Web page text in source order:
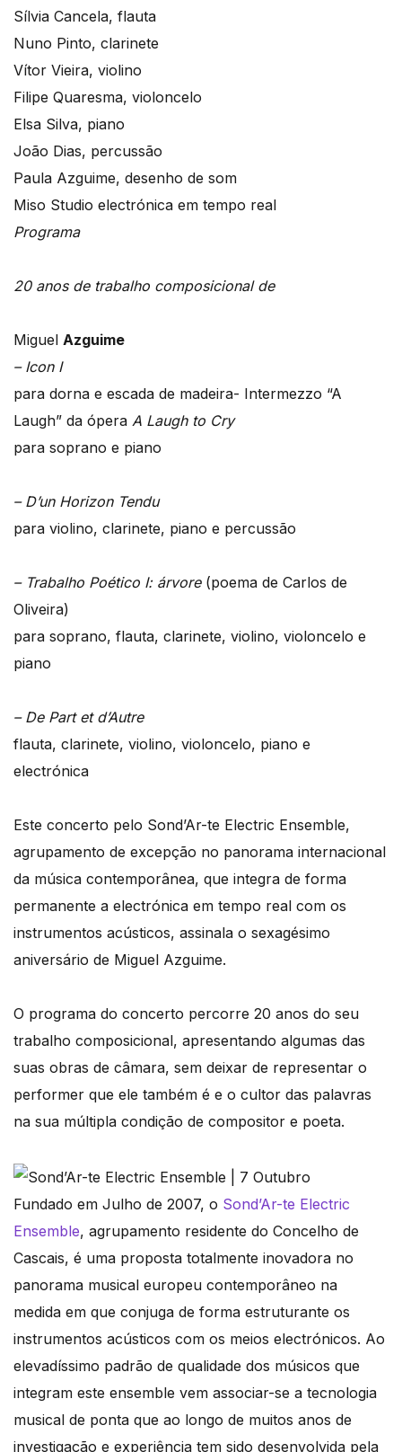
Sílvia Cancela, flauta
Nuno Pinto, clarinete
Vítor Vieira, violino
Filipe Quaresma, violoncelo
Elsa Silva, piano
João Dias, percussão
Paula Azguime, desenho de som
Miso Studio electrónica em tempo real
Programa
20 anos de trabalho composicional de
Miguel Azguime
– Icon I
para dorna e escada de madeira- Intermezzo “A
Laugh” da ópera A Laugh to Cry
para soprano e piano
– D’un Horizon Tendu
para violino, clarinete, piano e percussão
– Trabalho Poético I: árvore (poema de Carlos de
Oliveira)
para soprano, flauta, clarinete, violino, violoncelo e
piano
– De Part et d’Autre
flauta, clarinete, violino, violoncelo, piano e
electrónica
Este concerto pelo Sond’Ar-te Electric Ensemble,
agrupamento de excepção no panorama internacional
da música contemporânea, que integra de forma
permanente a electrónica em tempo real com os
instrumentos acústicos, assinala o sexagésimo
aniversário de Miguel Azguime.
O programa do concerto percorre 20 anos do seu
trabalho composicional, apresentando algumas das
suas obras de câmara, sem deixar de representar o
performer que ele também é e o cultor das palavras
na sua múltipla condição de compositor e poeta.
Fundado em Julho de 2007, o Sond’Ar-te Electric
Ensemble, agrupamento residente do Concelho de
Cascais, é uma proposta totalmente inovadora no
panorama musical europeu contemporâneo na
medida em que conjuga de forma estruturante os
instrumentos acústicos com os meios electrónicos. Ao
elevadíssimo padrão de qualidade dos músicos que
integram este ensemble vem associar-se a tecnologia
musical de ponta que ao longo de muitos anos de
investigação e experiência tem sido desenvolvida pela